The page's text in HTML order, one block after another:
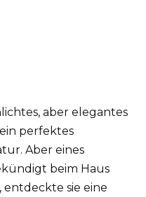
aber elegantes
perfektes
Aber eines
beim Haus
sie eine